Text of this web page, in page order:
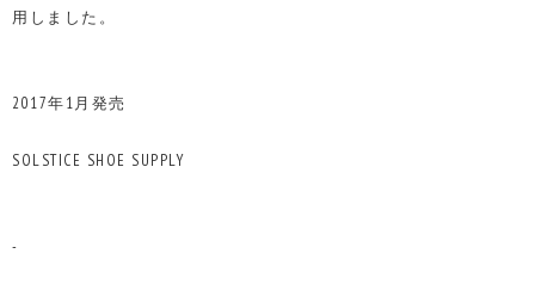
用しました。
2017年1月発売
SOLSTICE SHOE SUPPLY
-